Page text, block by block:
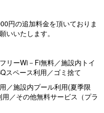
円の追加料金を頂いておりま
いいたします。
リーWi－Fi無料／施設内トイ
スペース利用／ゴミ捨て
／施設内プール利用(夏季限
／その他無料サービス（プラ